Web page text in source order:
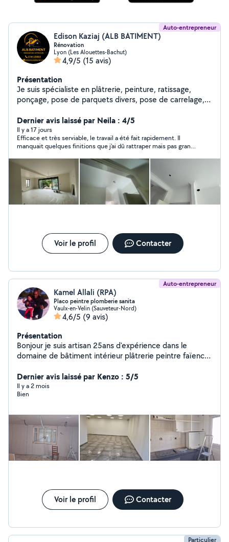
Auto-entrepreneur
Edison Kaziaj (ALB BATIMENT)
Rénovation
Lyon (Les Alouettes-Bachut)
4,9/5 (15 avis)
Présentation
Je suis spécialiste en plâtrerie, peinture, ratissage,
ponçage, pose de parquets divers, pose de carrelage,
cuisines. Fort de 10 ans d'expérience dans ce domaine,
je garantis un travail de qualité.
Dernier avis laissé par Neila : 4/5
Il y a 17 jours
Efficace et très serviable, le travail a été fait rapidement. Il
manquait quelques finitions que j'ai dû rattraper mais pas grand
Voir le profil Contacter
Auto-entrepreneur
Kamel Allali (RPA)
Placo peintre plomberie sanita
Vaulx-en-Velin (Sauveteur-Nord)
4,6/5 (9 avis)
Présentation
Bonjour je suis artisan 25ans d'expérience dans le
domaine de bâtiment intérieur plâtrerie peintre faïence
Dernier avis laissé par Kenzo : 5/5
Il y a 2 mois
Bien
Voir le profil Contacter
Particulier